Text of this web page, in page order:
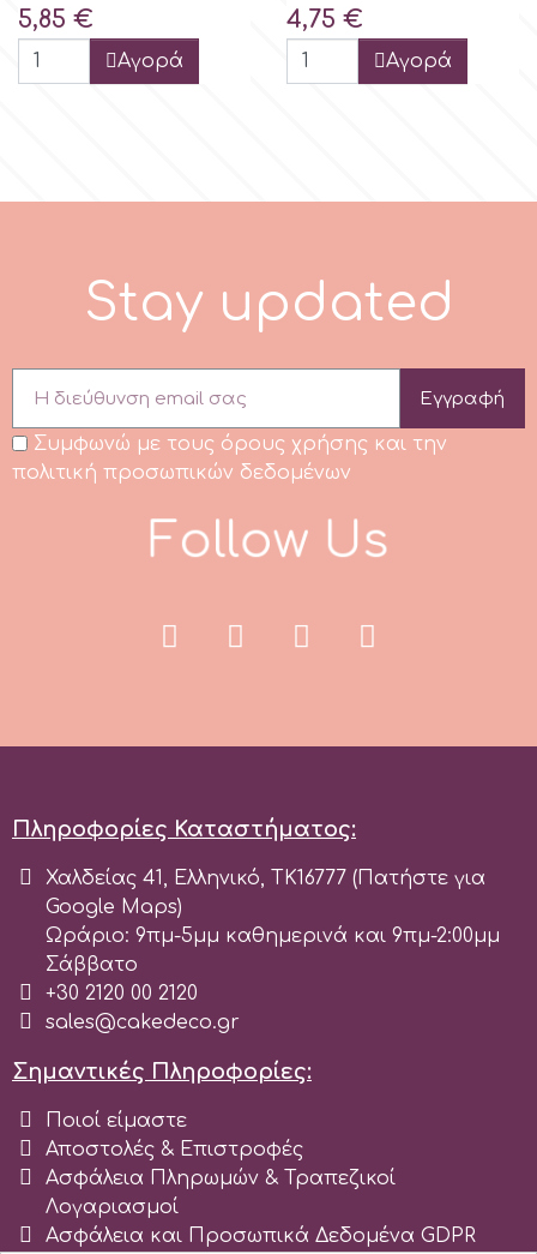
SilikoMart
Squires Kitchen
Stamperia
v
Vanilla Scientific
Τιμή
5,85 €
Αγορά
Τιμή
4,75 €
Αγορά
Stay updated
Εγγραφή
Συμφωνώ με τους όρους χρήσης και την
πολιτική προσωπικών δεδομένων
Follow Us
Πληροφορίες Καταστήματος:
Χαλδείας 41, Ελληνικό, ΤΚ16777 (Πατήστε για
Google Maps)
Ωράριο: 9πμ-5μμ καθημερινά και 9πμ-2:00μμ
Σάββατο
+30 2120 00 2120
sales@cakedeco.gr
Σημαντικές Πληροφορίες:
Ποιοί είμαστε
Αποστολές & Επιστροφές
Ασφάλεια Πληρωμών & Τραπεζικοί
Λογαριασμοί
Ασφάλεια και Προσωπικά Δεδομένα GDPR